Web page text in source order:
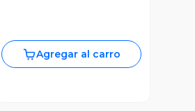
Agregar al carro